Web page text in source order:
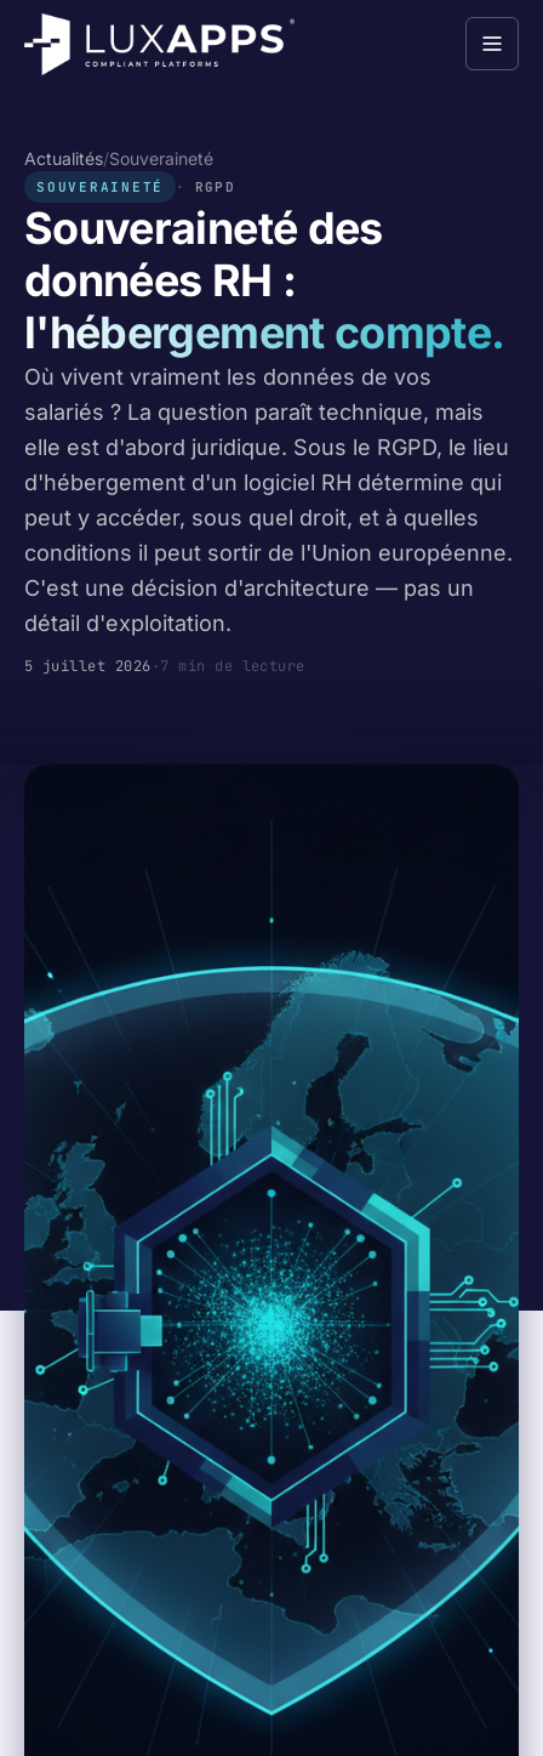
Actualités/Souveraineté
SOUVERAINETÉ RGPD
Souveraineté des
données RH :
l'hébergement compte.
Où vivent vraiment les données de vos
salariés ? La question paraît technique, mais
elle est d'abord juridique. Sous le RGPD, le lieu
d'hébergement d'un logiciel RH détermine qui
peut y accéder, sous quel droit, et à quelles
conditions il peut sortir de l'Union européenne.
C'est une décision d'architecture — pas un
détail d'exploitation.
5 juillet 2026 ·7 min de lecture